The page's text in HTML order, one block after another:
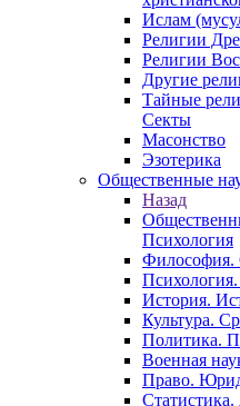
Ислам
Религии
Религии
Другие
Тайные
Секты
Масонство
Эзотерика
Общественные
Назад
Психология
Философия.
История.
Культура.
Политика.
Военная
Право.